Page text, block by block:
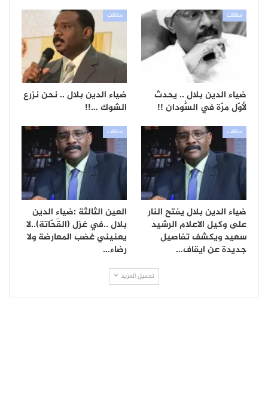
مقالات
ضياء الدين بلال .. يحدث
لأوّل مرّة في السُّودان !!
مقالات
ضياء الدين بلال .. نحن نزرع
الشوك …!!
مقالات
ضياء الدين بلال يفتح النار
على وكيل الاعلام الرشيد
سعيد ويكشف تفاصيل
جديدة عن ايقاف…
مقالات
العين الثالثة :ضياء الدين
بلال ..في غزل (القَحّاتة)..لا
يعنيني غضب المعارضة ولا
رضاء…
تحميل المزيد